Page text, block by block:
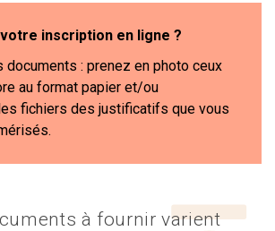
inscription en ligne ?
documents : prenez en photo ceux
au format papier et/ou
fichiers des justificatifs que vous
à fournir varient